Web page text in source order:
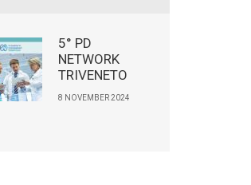
5° PD
NETWORK
TRIVENETO
8 NOVEMBER 2024